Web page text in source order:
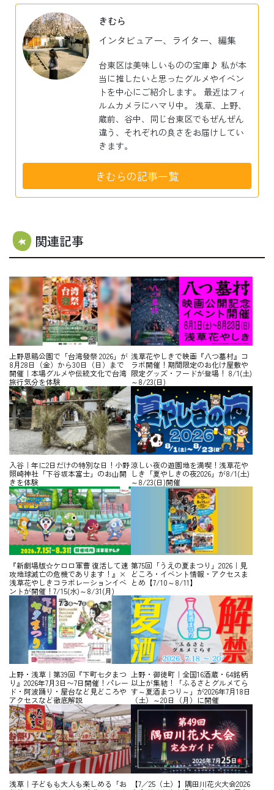
きむら
インタビュアー、ライター、編集
台東区は美味しいものの宝庫♪ 私が本
当に推したいと思ったグルメやイベン
トを中心にご紹介します。 最近はフィ
ルムカメラにハマり中。 浅草、上野、
蔵前、谷中、同じ台東区でもぜんぜん
違う、それぞれの良さをお届けしてい
きます。
きむらの記事一覧
関連記事
上野恩賜公園で「台湾發祭 2026」が
8月28日（金）から30日（日）まで
開催｜本場グルメや伝統文化で台湾
旅行気分を体験
浅草花やしきで映画『八つ墓村』コ
ラボ開催！期間限定のお化け屋敷や
限定グッズ・フードが登場！ 8/1(土)
～8/23(日)
入谷｜年に2日だけの特別な日！小野
照崎神社「下谷坂本富士」のお山開
きを体験
涼しい夜の遊園地を満喫！浅草花や
しき「夏やしきの夜2026」が8/1(土)
～8/23(日)開催
『新劇場版☆ケロロ軍曹 復活して速
攻地球滅亡の危機であります！』×
浅草花やしきコラボレーションイベ
ントが開催！7/15(水)～8/31(月)
第75回「うえの夏まつり」2026｜見
どころ・イベント情報・アクセスま
とめ【7/10～8/11】
上野・浅草｜第39回『下町七夕まつ
り』2026年7月3日〜7日開催！パレー
ド・阿波踊り・屋台など見どころや
アクセスなど徹底解説
上野・御徒町｜全国16酒蔵・64銘柄
以上が集結！「ふるさとグルメてら
す～夏酒まつり～」が2026年7月18日
（土）～20日（月）に開催
浅草｜子どもも大人も楽しめる「お
【7／25（土）】隅田川花火大会2026